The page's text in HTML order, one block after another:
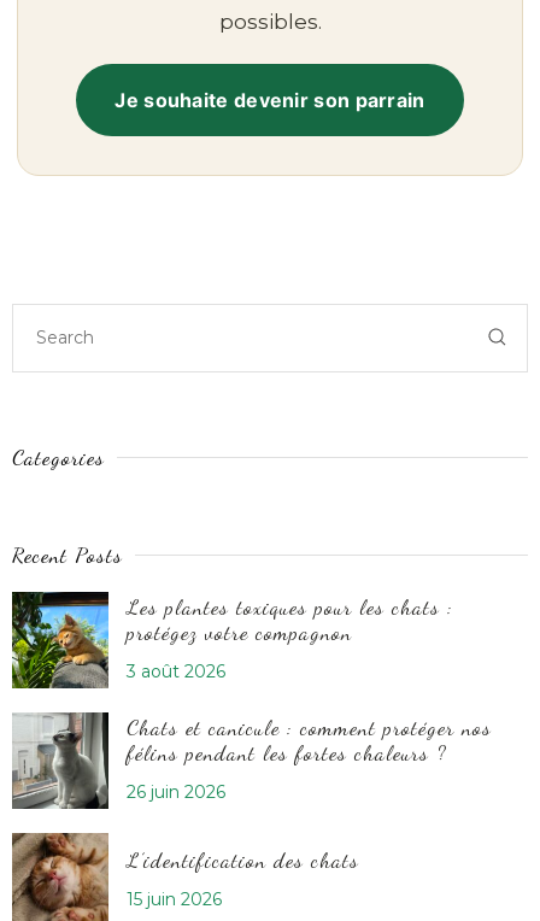
possibles.
Je souhaite devenir son parrain
Categories
Recent Posts
Les plantes toxiques pour les chats :
protégez votre compagnon
3 août 2026
Chats et canicule : comment protéger nos
félins pendant les fortes chaleurs ?
26 juin 2026
L’identification des chats
15 juin 2026